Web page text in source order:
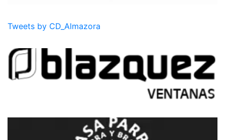
Tweets by CD_Almazora